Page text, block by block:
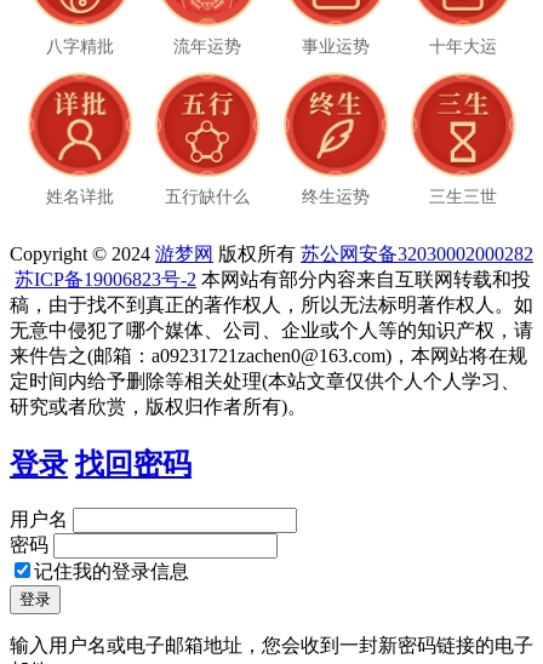
八字精批 流年运势 事业运势 十年大运
姓名详批 五行缺什么 终生运势 三生三世
Copyright © 2024 游梦网 版权所有 苏公网安备32030002000282
苏ICP备19006823号-2 本网站有部分内容来自互联网转载和投
稿，由于找不到真正的著作权人，所以无法标明著作权人。如
无意中侵犯了哪个媒体、公司、企业或个人等的知识产权，请
来件告之(邮箱：a09231721zachen0@163.com)，本网站将在规
定时间内给予删除等相关处理(本站文章仅供个人个人学习、
研究或者欣赏，版权归作者所有)。
登录 找回密码
用户名
密码
记住我的登录信息
输入用户名或电子邮箱地址，您会收到一封新密码链接的电子